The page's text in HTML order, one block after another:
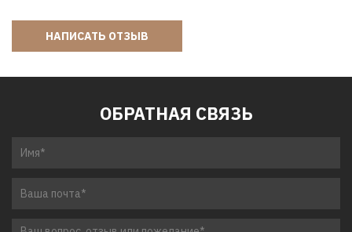
НАПИСАТЬ ОТЗЫВ
ОБРАТНАЯ СВЯЗЬ